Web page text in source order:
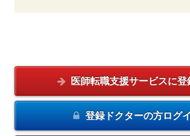
医師転職支援サービスに登
登録ドクターの方ログ